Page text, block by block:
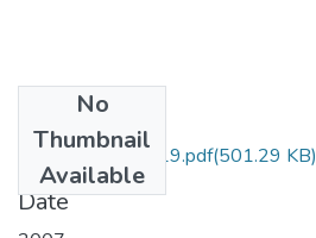
No
Thumbnail
Available
Shavel' V. M. S. 219.pdf(501.29 KB)
Date